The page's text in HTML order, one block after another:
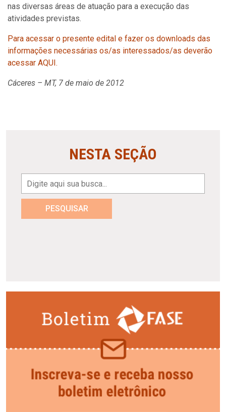
nas diversas áreas de atuação para a execução das
atividades previstas.
Para acessar o presente edital e fazer os downloads das
informações necessárias os/as interessados/as deverão
acessar AQUI.
Cáceres – MT, 7 de maio de 2012
NESTA SEÇÃO
PESQUISAR